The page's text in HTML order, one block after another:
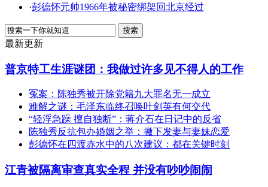
·彭德怀元帅1966年被秘密绑架回北京经过
最新更新
普京特工生涯谜团：我做过许多见不得人的工作
冤案：陈独秀被开除党籍九大罪名无一成立
难解之谜：毛泽东临终召唤叶剑英有何交代
“轻浮急躁 擅自独断”：蒋介石在日记中的反省
陈独秀反抗包办婚姻之举：撇下发妻与妻妹恋爱
彭德怀在四渡赤水中的八次建议：都在关键时刻
江青被隔离审查真实全程 并没有吵吵闹闹